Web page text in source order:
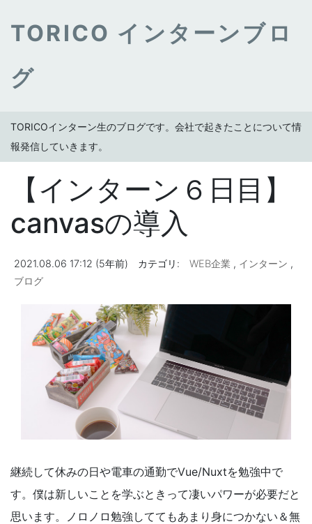
TORICO インターンブロ
グ
TORICOインターン生のブログです。会社で起きたことについて情
報発信していきます。
【インターン６日目】
canvasの導入
2021.08.06 17:12 (5年前) カテゴリ: WEB企業 , インターン ,
ブログ
継続して休みの日や電車の通勤でVue/Nuxtを勉強中で
す。僕は新しいことを学ぶときって凄いパワーが必要だと
思います。ノロノロ勉強しててもあまり身につかない＆無